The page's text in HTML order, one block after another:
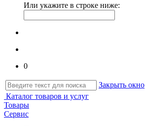
Или укажите в строке ниже:
0
Закрыть окно
Каталог товаров и услуг
Товары
Сервис